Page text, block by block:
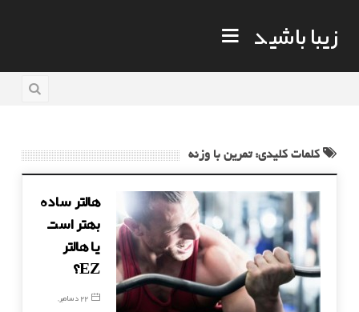
زیبا باشید
کلمات کلیدی: تمرین با وزنه
هالتر ساده
بهتر است
یا هالتر
EZ؟
22 دسامبر,